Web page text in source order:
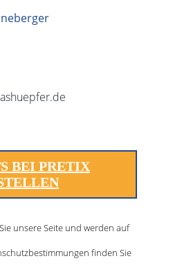
BEI PRETIX
unsere Seite und werden auf
finden Sie